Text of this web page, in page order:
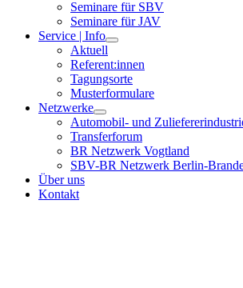
Seminare für SBV
Seminare für JAV
Service | Info
Aktuell
Referent:innen
Tagungsorte
Musterformulare
Netzwerke
Automobil- und
Transferforum
BR Netzwerk Vogtland
SBV-BR Netzwerk Berlin-
Über uns
Kontakt